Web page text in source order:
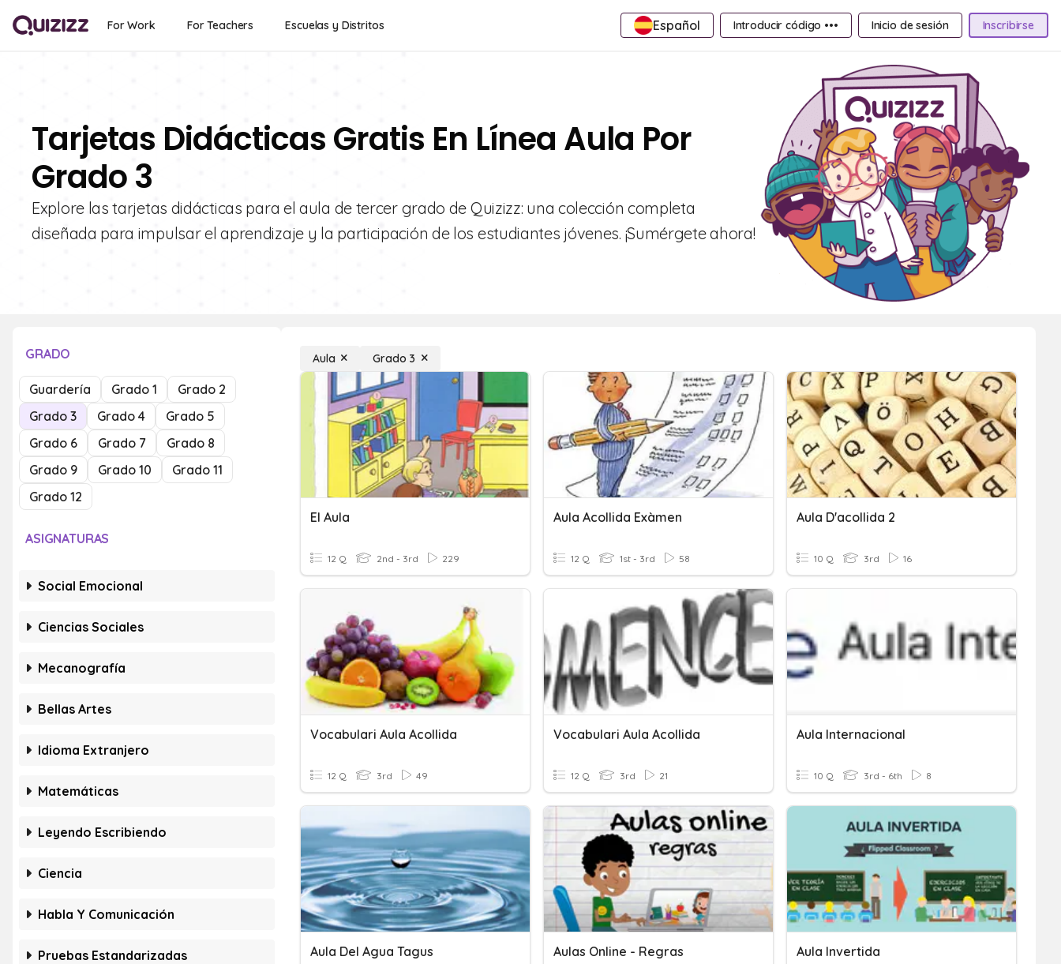
For Work For Teachers Escuelas y Distritos Español Introducir código ••• Inicio de sesión Inscribirse
Tarjetas Didácticas Gratis En Línea Aula Por
Grado 3
Explore las tarjetas didácticas para el aula de tercer grado de Quizizz: una colección completa
diseñada para impulsar el aprendizaje y la participación de los estudiantes jóvenes. ¡Sumérgete ahora!
GRADO
Guardería Grado 1
Grado 2
Grado 3
Grado 4
Grado 5
Grado 6
Grado 7
Grado 8
Grado 9
Grado 10
Grado 11
Grado 12
ASIGNATURAS
Social Emocional
Ciencias Sociales
Mecanografía
Bellas Artes
Idioma Extranjero
Matemáticas
Leyendo Escribiendo
Ciencia
Habla Y Comunicación
Pruebas Estandarizadas
Aula Grado 3
El Aula
12 Q 2nd - 3rd 229
Aula Acollida Exàmen
12 Q 1st - 3rd 58
Aula D'acollida 2
10 Q 3rd 16
Vocabulari Aula Acollida
12 Q 3rd 49
Vocabulari Aula Acollida
12 Q 3rd 21
Aula Internacional
10 Q 3rd - 6th 8
Aula Del Agua Tagus Aulas Online - Regras Aula Invertida